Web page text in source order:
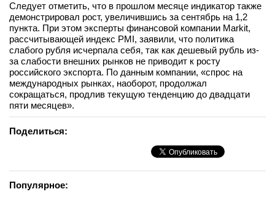
телеграм
Стать автором
Вход
Следует отметить, что в прошлом месяце индикатор также
демонстрировал рост, увеличившись за сентябрь на 1,2
пункта. При этом эксперты финансовой компании Markit,
рассчитывающей индекс PMI, заявили, что политика
слабого рубля исчерпала себя, так как дешевый рубль из-
за слабости внешних рынков не приводит к росту
российского экспорта. По данным компании, «спрос на
международных рынках, наоборот, продолжал
сокращаться, продлив текущую тенденцию до двадцати
пяти месяцев».
Поделиться:
Популярное: